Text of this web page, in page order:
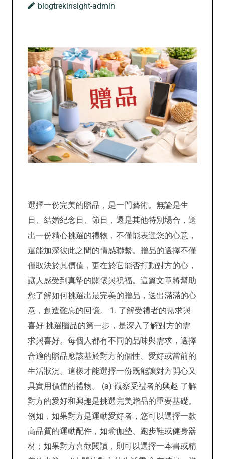
blogtrekinsight-admin
選擇一份完美的贈品，是一門藝術。無論是生
日、結婚紀念日、節日，還是其他特別場合，送
出一份精心挑選的禮物，不僅能表達您的心意，
還能加深彼此之間的情感聯繫。贈品的選擇不僅
僅取決於其價值，更在於它能否打動對方的心，
讓人感受到真摯的關懷與祝福。這篇文章將幫助
您了解如何挑選出最完美的贈品，送出滿滿的心
意，創造難忘的回憶。 1. 了解受禮者的需求與
喜好 挑選贈品的第一步，是深入了解對方的需
求與喜好。每個人都有不同的品味與需求，選擇
合適的贈品應該基於對方的個性、愛好或當前的
生活狀況。這樣才能選擇一份既能讓對方開心又
具實用價值的禮物。 (a) 觀察受禮者的興趣 了解
對方的愛好和興趣是挑選完美贈品的重要基礎。
例如，如果對方是運動愛好者，您可以選擇一款
高品質的運動配件，如瑜伽墊、跑步鞋或健身器
材；如果對方喜歡閱讀，則可以選擇一本書或精